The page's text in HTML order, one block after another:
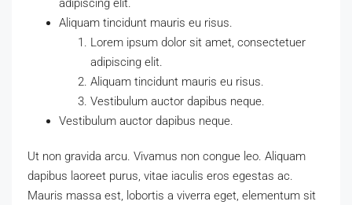
adipiscing elit.
Aliquam tincidunt mauris eu risus.
Lorem ipsum dolor sit amet, consectetuer
adipiscing elit.
Aliquam tincidunt mauris eu risus.
Vestibulum auctor dapibus neque.
Vestibulum auctor dapibus neque.
Ut non gravida arcu. Vivamus non congue leo. Aliquam
dapibus laoreet purus, vitae iaculis eros egestas ac.
Mauris massa est, lobortis a viverra eget, elementum sit